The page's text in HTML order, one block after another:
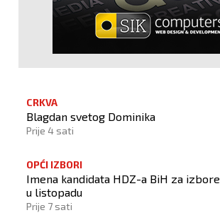
CRKVA
Blagdan svetog Dominika
Prije 4 sati
OPĆI IZBORI
Imena kandidata HDZ-a BiH za izbore
u listopadu
Prije 7 sati